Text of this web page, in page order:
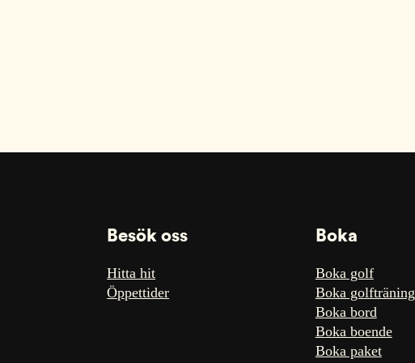
Besök oss
Hitta hit
Öppettider
Boka
Boka golf
Boka golfträning
Boka bord
Boka boende
Boka paket